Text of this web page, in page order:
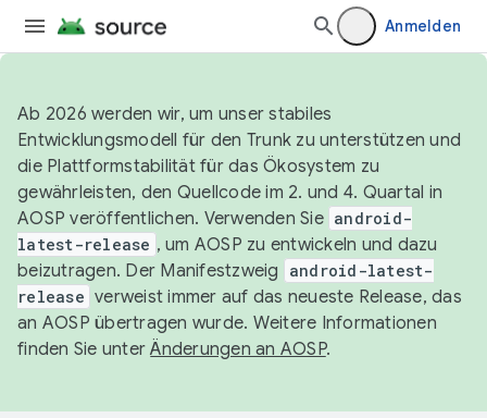
Anmelden
Ab 2026 werden wir, um unser stabiles
Entwicklungsmodell für den Trunk zu unterstützen und
die Plattformstabilität für das Ökosystem zu
gewährleisten, den Quellcode im 2. und 4. Quartal in
AOSP veröffentlichen. Verwenden Sie android-
latest-release , um AOSP zu entwickeln und dazu
beizutragen. Der Manifestzweig
android-latest-
release verweist immer auf das neueste Release, das
an AOSP übertragen wurde. Weitere Informationen
finden Sie unterÄnderungen an AOSP.